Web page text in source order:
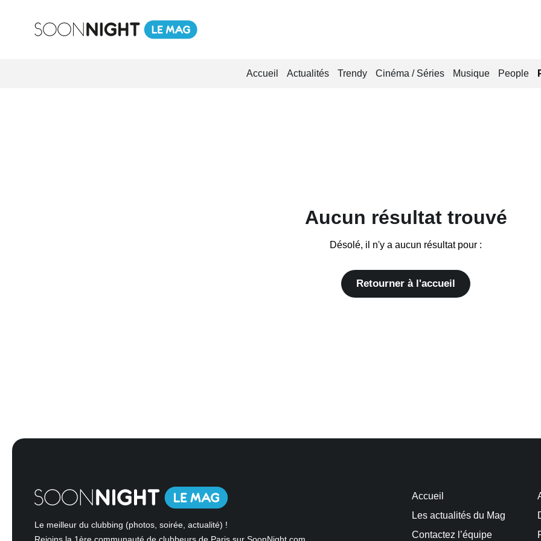
Accueil Actualités Trendy Cinéma / Séries Musique People
Aucun résultat trouvé
Désolé, il n'y a aucun résultat pour :
Retourner à l'accueil
Le meilleur du clubbing (photos, soirée, actualité) !
Accueil
Les actualités du Mag
Contactez l’équipe